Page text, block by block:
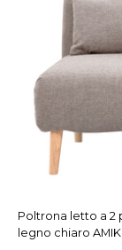
Poltrona letto a 2
legno chiaro